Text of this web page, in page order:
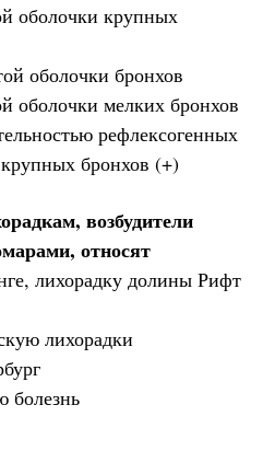
оболочки крупных
оболочки бронхов
оболочки мелких бронхов
рефлексогенных
бронхов (+)
возбудители
относят
лихорадку долины Рифт
лихорадки
болезнь